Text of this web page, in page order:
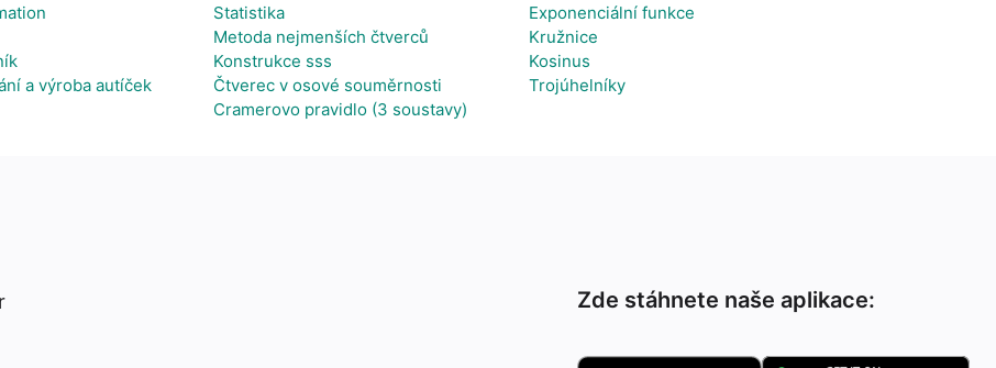
a výroba autíček
Statistika
Metoda nejmenších čtverců
Konstrukce sss
Čtverec v osové souměrnosti
Cramerovo pravidlo (3 soustavy)
Exponenciální funkce
Kružnice
Kosinus
Trojúhelníky
Zde stáhnete naše aplikace: